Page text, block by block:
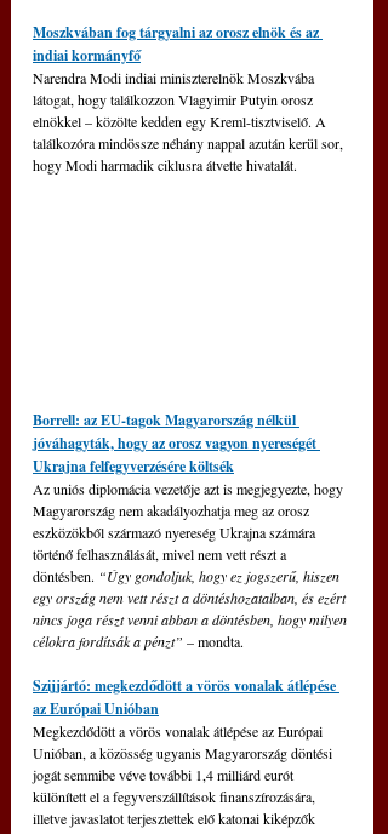
Moszkvában fog tárgyalni az orosz elnök és az
indiai kormányfő
Narendra Modi indiai miniszterelnök Moszkvába
látogat, hogy találkozzon Vlagyimir Putyin orosz
elnökkel – közölte kedden egy Kreml-tisztviselő. A
találkozóra mindössze néhány nappal azután kerül sor,
hogy Modi harmadik ciklusra átvette hivatalát.
Borrell: az EU-tagok Magyarország nélkül
jóváhagyták, hogy az orosz vagyon nyereségét
Ukrajna felfegyverzésére költsék
Az uniós diplomácia vezetője azt is megjegyezte, hogy
Magyarország nem akadályozhatja meg az orosz
eszközökből származó nyereség Ukrajna számára
történő felhasználását, mivel nem vett részt a
döntésben. “Úgy gondoljuk, hogy ez jogszerű, hiszen
egy ország nem vett részt a döntéshozatalban, és ezért
nincs joga részt venni abban a döntésben, hogy milyen
célokra fordítsák a pénzt” – mondta.
Szijjártó: megkezdődött a vörös vonalak átlépése
az Európai Unióban
Megkezdődött a vörös vonalak átlépése az Európai
Unióban, a közösség ugyanis Magyarország döntési
jogát semmibe véve további 1,4 milliárd eurót
különített el a fegyverszállítások finanszírozására,
illetve javaslatot terjesztettek elő katonai kiképzők